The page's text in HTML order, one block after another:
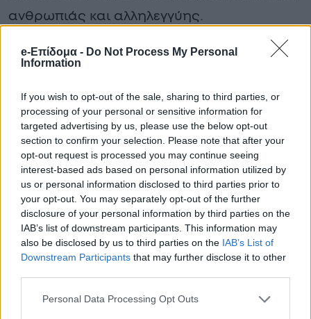
e-Επίδομα - Do Not Process My Personal
Information
If you wish to opt-out of the sale, sharing to third parties, or
processing of your personal or sensitive information for
targeted advertising by us, please use the below opt-out
section to confirm your selection. Please note that after your
opt-out request is processed you may continue seeing
interest-based ads based on personal information utilized by
us or personal information disclosed to third parties prior to
your opt-out. You may separately opt-out of the further
disclosure of your personal information by third parties on the
IAB’s list of downstream participants. This information may
also be disclosed by us to third parties on the IAB’s List of
Downstream Participants that may further disclose it to other
Personal Data Processing Opt Outs
ανθρωπιάς και αλληλεγγύης.
Ο 41χρονος κατηγορείται για
ψυχική κατάσταση, ενδοοικογενειακή βία
και παραβάσεις της νομοθεσίας περί
όπλων. Η απολογία του ενώπιον της
ανακρίτριας αύριο Πέμπτη αναμένεται με
τεράστιο ενδιαφέρον, καθώς η κοινωνία
απαιτεί δικαιοσύνη για τη μητέρα δύο
μικρών παιδιών που έχασε τη ζωή της
αναζητώντας απλώς την ελευθερία της.